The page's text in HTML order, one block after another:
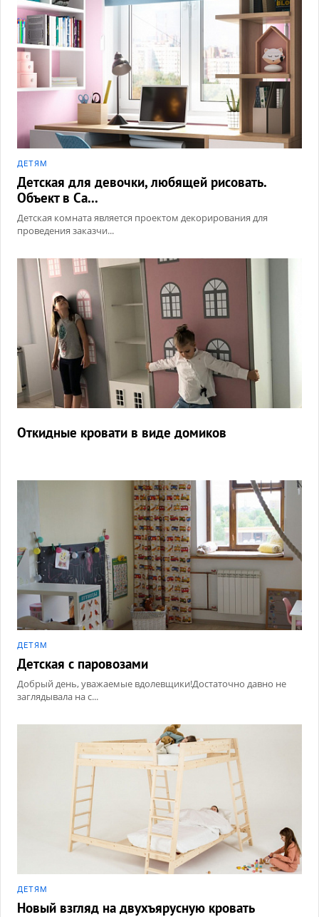
ДЕТЯМ
Детская для девочки, любящей рисовать.
Объект в Са...
Детская комната является проектом декорирования для
проведения заказчи...
Откидные кровати в виде домиков
ДЕТЯМ
Детская с паровозами
Добрый день, уважаемые вдолевщики!Достаточно давно не
заглядывала на с...
ДЕТЯМ
Новый взгляд на двухъярусную кровать